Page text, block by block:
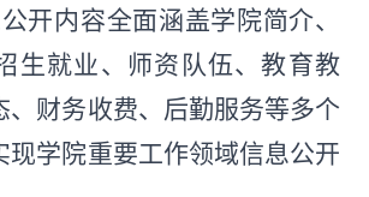
公开内容全面涵盖学院简介、
生就业、师资队伍、教育教
、财务收费、后勤服务等多个
现学院重要工作领域信息公开